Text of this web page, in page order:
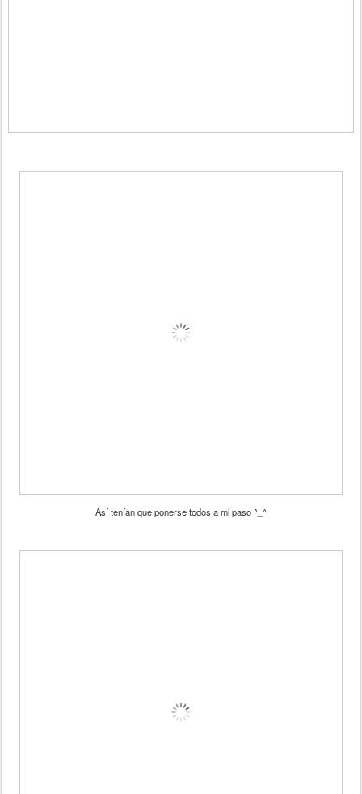
Así tenían que ponerse todos a mi paso ^_^